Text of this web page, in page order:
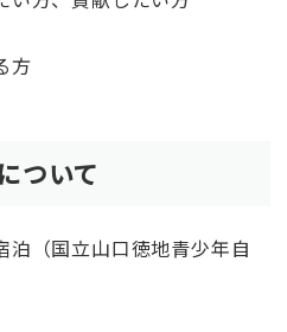
方
ついて
（国立山口徳地青少年自